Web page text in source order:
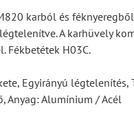
karból és
A karhüvely
Fékbetétek H03C.
Egyirányú légtelenítés,
Anyag: Alumínium / Acél